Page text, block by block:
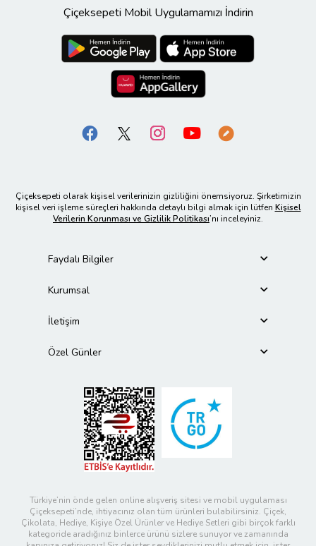
Çiçeksepeti Mobil Uygulamamızı İndirin
Çiçeksepeti olarak kişisel verilerinizin gizliliğini önemsiyoruz. Şirketimizin
kişisel veri işleme süreçleri hakkında detaylı bilgi almak için lütfen Kişisel
Verilerin Korunması ve Gizlilik Politikası’nı inceleyiniz.
Faydalı Bilgiler
Kurumsal
İletişim
Özel Günler
Türkiye’nin önde gelen online alışveriş sitesi ve mobil uygulaması
Çiçeksepeti’nde, ihtiyacınız olan tüm ürünleri bulabilirsiniz. Çiçek,
Çikolata, Hediye, Kişiye Özel Ürünler ve Hediye Setleri gibi birçok farklı
kategoride aradığınız binlerce ürünü sizlere sunuyor ve zamanında